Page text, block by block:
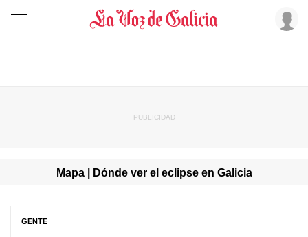
Mapa | Dónde ver el eclipse en Galicia
GENTE